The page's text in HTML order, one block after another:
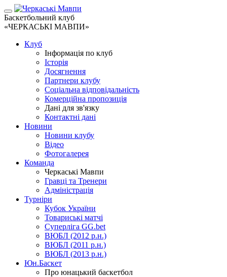
Баскетбольний клуб
«ЧЕРКАСЬКІ МАВПИ»
Клуб
Інформація по клуб
Історія
Досягнення
Партнери клубу
Соціальна відповідальність
Комерційна пропозиція
Дані для зв'язку
Контактні дані
Новини
Новини клубу
Відео
Фотогалерея
Команда
Черкаські Мавпи
Гравці та Тренери
Адміністрація
Турніри
Кубок України
Товариські матчі
Суперліга GG.bet
ВЮБЛ (2012 р.н.)
ВЮБЛ (2011 р.н.)
ВЮБЛ (2013 р.н.)
Юн.Баскет
Про юнацький баскетбол